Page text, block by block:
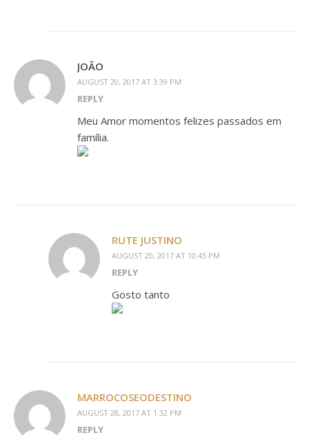
JOÃO
AUGUST 20, 2017 AT 3:39 PM
REPLY
Meu Amor momentos felizes passados em
família.
RUTE JUSTINO
AUGUST 20, 2017 AT 10:45 PM
REPLY
Gosto tanto
MARROCOSEODESTINO
AUGUST 28, 2017 AT 1:32 PM
REPLY